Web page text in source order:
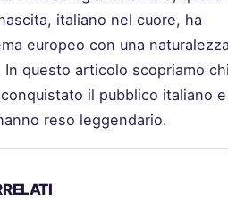
italiano nel cuore, ha
europeo con una
questo articolo scopriamo
il pubblico italiano
reso leggendario.